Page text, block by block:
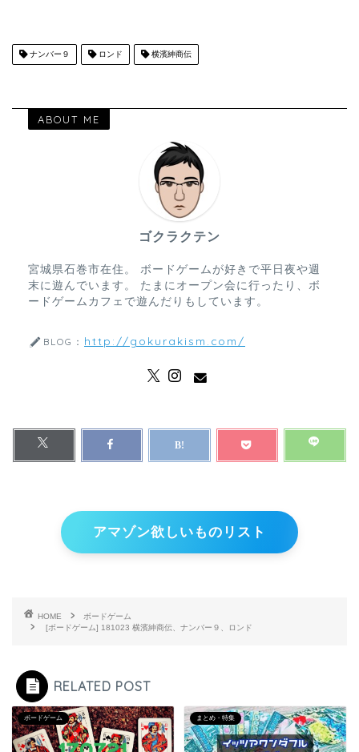
ナンバー９ ロンド 横濱紳商伝
ABOUT ME
ゴクラクテン
宮城県石巻市在住。 ボードゲームが好きで平日夜や週
末に遊んでいます。 たまにオープン会に行ったり、ボ
ードゲームカフェで遊んだりもしています。
BLOG： http://gokurakism.com/
アマゾン欲しいものリスト
HOME
ボードゲーム
[ボードゲーム] 181023 横濱紳商伝、ナンバー９、ロンド
RELATED POST
ボードゲーム まとめ・特集